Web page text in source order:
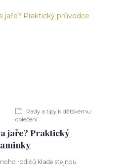
Rady a tipy k dětskému
oblečení
jaře? Praktický
rodičů klade stejnou